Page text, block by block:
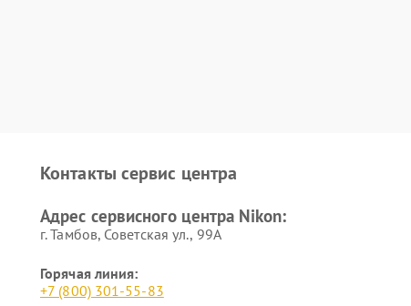
Контакты сервис центра
Адрес сервисного центра Nikon:
г. Тамбов, Советская ул., 99А
Горячая линия:
+7 (800) 301-55-83